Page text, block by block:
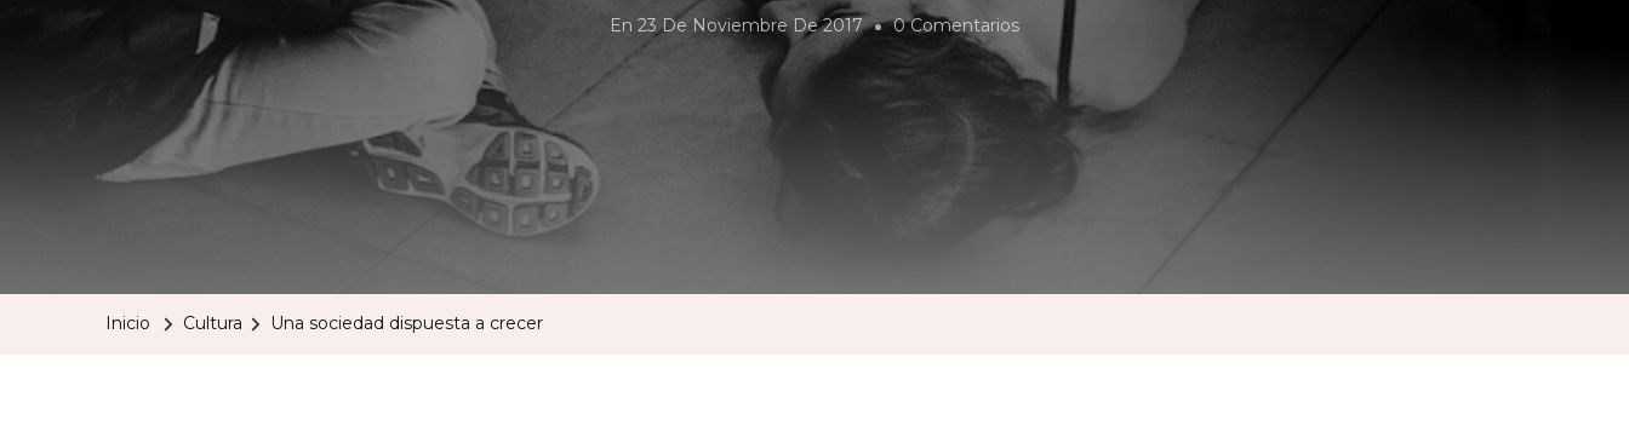
En 23 De Noviembre De 2017 0 ComentariosEn
Sociedad
Dispuesta
Inicio Cultura Una sociedad dispuesta a crecer